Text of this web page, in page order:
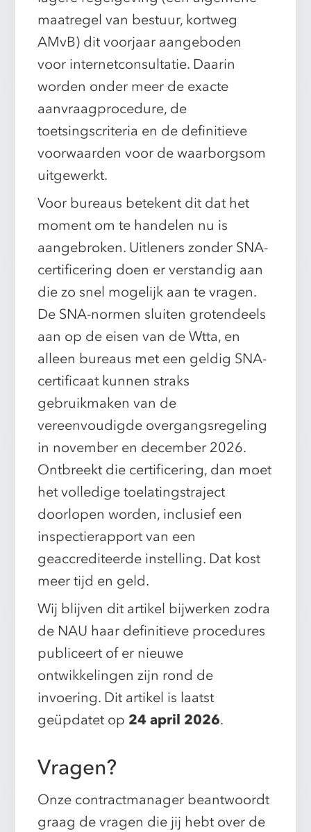
maatregel van bestuur, kortweg
AMvB) dit voorjaar aangeboden
voor internetconsultatie. Daarin
worden onder meer de exacte
aanvraagprocedure, de
toetsingscriteria en de definitieve
voorwaarden voor de waarborgsom
uitgewerkt.
Voor bureaus betekent dit dat het
moment om te handelen nu is
aangebroken. Uitleners zonder SNA-
certificering doen er verstandig aan
die zo snel mogelijk aan te vragen.
De SNA-normen sluiten grotendeels
aan op de eisen van de Wtta, en
alleen bureaus met een geldig SNA-
certificaat kunnen straks
gebruikmaken van de
vereenvoudigde overgangsregeling
in november en december 2026.
Ontbreekt die certificering, dan moet
het volledige toelatingstraject
doorlopen worden, inclusief een
inspectierapport van een
geaccrediteerde instelling. Dat kost
meer tijd en geld.
Wij blijven dit artikel bijwerken zodra
de NAU haar definitieve procedures
publiceert of er nieuwe
ontwikkelingen zijn rond de
invoering. Dit artikel is laatst
geüpdatet op 24 april 2026.
Vragen?
Onze contractmanager beantwoordt
graag de vragen die jij hebt over de